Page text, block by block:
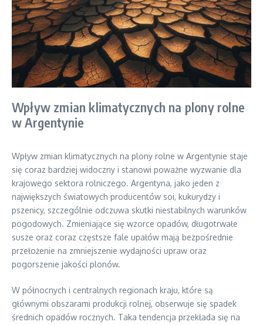
Wpływ zmian klimatycznych na plony rolne
w Argentynie
Wpływ zmian klimatycznych na plony rolne w Argentynie staje
się coraz bardziej widoczny i stanowi poważne wyzwanie dla
krajowego sektora rolniczego. Argentyna, jako jeden z
największych światowych producentów soi, kukurydzy i
pszenicy, szczególnie odczuwa skutki niestabilnych warunków
pogodowych. Zmieniające się wzorce opadów, długotrwałe
susze oraz coraz częstsze fale upałów mają bezpośrednie
przełożenie na zmniejszenie wydajności upraw oraz
pogorszenie jakości plonów.
W północnych i centralnych regionach kraju, które są
głównymi obszarami produkcji rolnej, obserwuje się spadek
średnich opadów rocznych. Taka tendencja przekłada się na